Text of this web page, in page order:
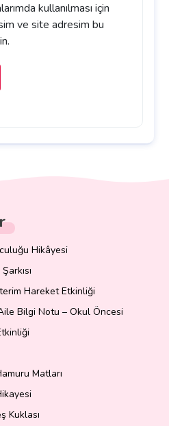
kullanılması için
ve site adresim bu
Hikâyesi
Hareket Etkinliği
Bilgi Notu – Okul Öncesi
Matları
Kuklası